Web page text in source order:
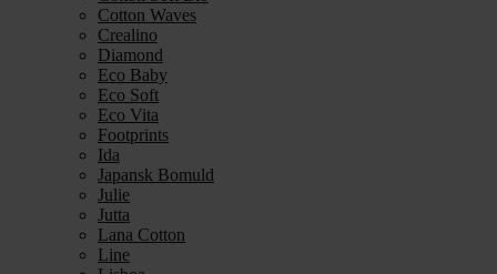
Cotton Waves
Crealino
Diamond
Eco Baby
Eco Soft
Eco Vita
Footprints
Ida
Japansk Bomuld
Julie
Jutta
Lana Cotton
Line